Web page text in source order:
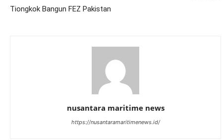
Tiongkok Bangun FEZ Pakistan
nusantara maritime news
https://nusantaramaritimenews.id/